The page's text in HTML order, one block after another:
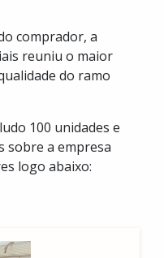
comprador, a
reuniu o maior
do ramo
100 unidades e
sobre a empresa
logo abaixo: